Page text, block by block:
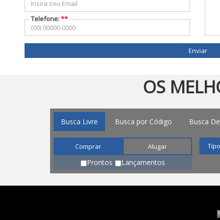
INÍCIO SOBRE NÓS VENDA SEU
OS
Busca Livre Busca por Código Busca
Comprar Alugar
Prontos Lançamentos
Telefone:**
Enviar